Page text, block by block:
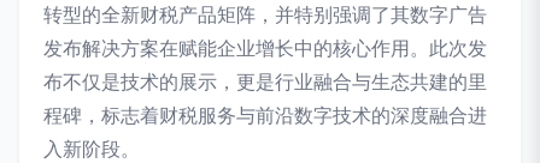
转型的全新财税产品矩阵，并特别强调了其数字广告
发布解决方案在赋能企业增长中的核心作用。此次发
布不仅是技术的展示，更是行业融合与生态共建的里
程碑，标志着财税服务与前沿数字技术的深度融合进
入新阶段。